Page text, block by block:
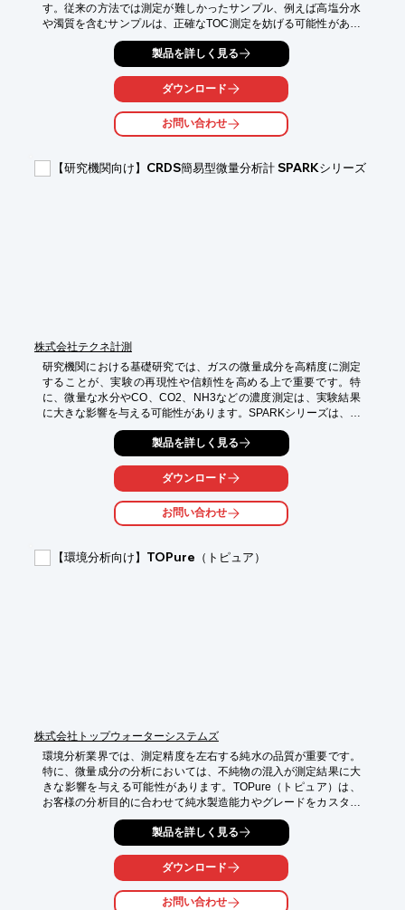
す。従来の方法では測定が難しかったサンプル、例えば高塩分水
や濁質を含むサンプルは、正確なTOC測定を妨げる可能性があり
ます。Sievers InnovOxは、超臨界水酸化（SCWO）技術によ
り、これらの課題を解決し、研究におけるデータ信頼性を高めま
【活用シーン】
・環境研究における水質分析
・化学研究における反応モニタリング
【導入の効果】
製品を詳しく見る
ダウンロード
お問い合わせ
【研究機関向け】CRDS簡易型微量分析計 SPARKシリーズ
株式会社テクネ計測
研究機関における基礎研究では、ガスの微量成分を高精度に測定
することが、実験の再現性や信頼性を高める上で重要です。特
に、微量な水分やCO、CO2、NH3などの濃度測定は、実験結果
に大きな影響を与える可能性があります。SPARKシリーズは、高
性能CRDSテクノロジーを採用し、これらの課題に対応します。
【活用シーン】
*   ガス分析が必要な研究
*   高純度ガスを使用する実験
*   微量成分の正確な測定が必要な研究
*   校正不要による運用コスト削減
製品を詳しく見る
ダウンロード
お問い合わせ
【環境分析向け】TOPure（トピュア）
株式会社トップウォーターシステムズ
環境分析業界では、測定精度を左右する純水の品質が重要です。
特に、微量成分の分析においては、不純物の混入が測定結果に大
きな影響を与える可能性があります。TOPure（トピュア）は、
お客様の分析目的に合わせて純水製造能力やグレードをカスタマ
イズできるため、精度の高い測定を可能にします。
【活用シーン】
・環境試料中の微量成分分析
・研究室での実験
製品を詳しく見る
ダウンロード
お問い合わせ